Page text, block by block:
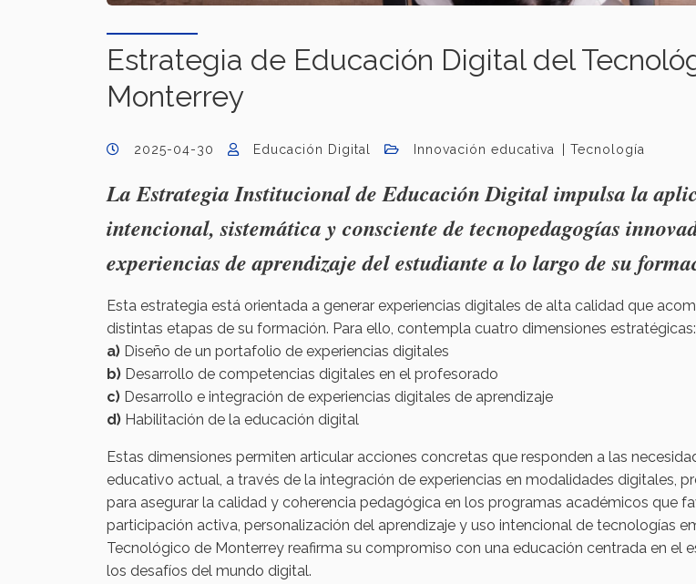
Estrategia de Educación Digital del
Monterrey
2025-04-30 Educación Digital Innovación educativa Tecnología
La Estrategia Institucional de Educación Digital impulsa la
intencional, sistemática y consciente de tecnopedagogías
experiencias de aprendizaje del estudiante a lo largo de su
Esta estrategia está orientada a generar experiencias digitales de alta calidad que
distintas etapas de su formación. Para ello, contempla cuatro dimensiones estratégicas:
a) Diseño de un portafolio de experiencias digitales
b) Desarrollo de competencias digitales en el profesorado
c) Desarrollo e integración de experiencias digitales de aprendizaje
d) Habilitación de la educación digital
Estas dimensiones permiten articular acciones concretas que responden a las
educativo actual, a través de la integración de experiencias en modalidades digitales,
para asegurar la calidad y coherencia pedagógica en los programas académicos que
participación activa, personalización del aprendizaje y uso intencional de tecnologías
Tecnológico de Monterrey reafirma su compromiso con una educación centrada en el
los desafíos del mundo digital.